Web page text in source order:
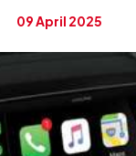
09 April 2025